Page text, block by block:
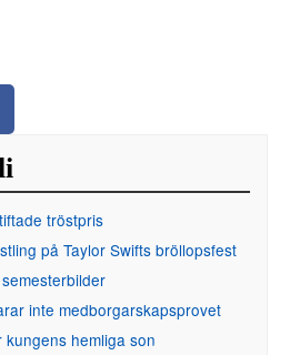
tröstpris
på Taylor Swifts bröllopsfest
inte medborgarskapsprovet
hemliga son